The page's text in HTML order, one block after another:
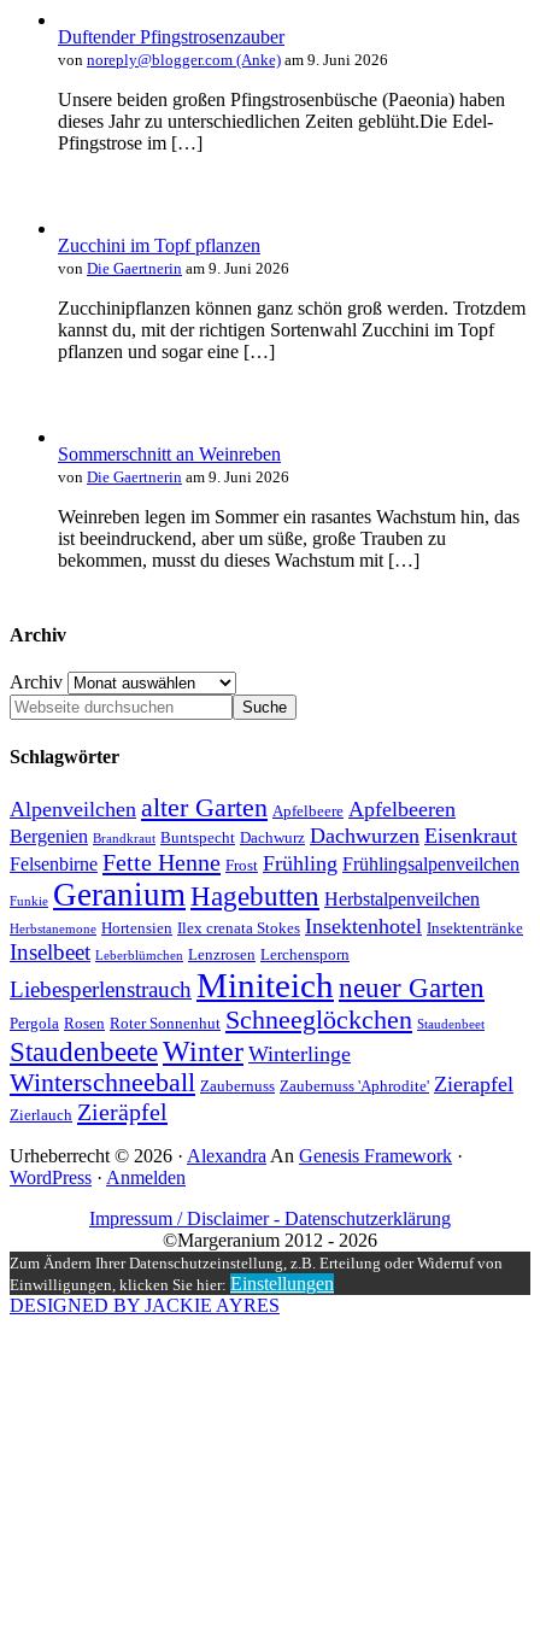
Duftender Pfingstrosenzauber
von noreply@blogger.com (Anke) am 9. Juni 2026
Unsere beiden großen Pfingstrosenbüsche (Paeonia) haben
dieses Jahr zu unterschiedlichen Zeiten geblüht.Die Edel-
Pfingstrose im […]
Zucchini im Topf pflanzen
von Die Gaertnerin am 9. Juni 2026
Zucchinipflanzen können ganz schön groß werden. Trotzdem
kannst du, mit der richtigen Sortenwahl Zucchini im Topf
pflanzen und sogar eine […]
Sommerschnitt an Weinreben
von Die Gaertnerin am 9. Juni 2026
Weinreben legen im Sommer ein rasantes Wachstum hin, das
ist beeindruckend, aber um süße, große Trauben zu
bekommen, musst du dieses Wachstum mit […]
Archiv
Archiv
Schlagwörter
Alpenveilchen alter Garten Apfelbeere Apfelbeeren
Bergenien Brandkraut Buntspecht Dachwurz Dachwurzen Eisenkraut
Felsenbirne Fette Henne Frost Frühling Frühlingsalpenveilchen
Funkie GeraniumHagebutten Herbstalpenveilchen
Herbstanemone Hortensien Ilex crenata Stokes Insektenhotel Insektentränke
Inselbeet Leberblümchen Lenzrosen Lerchensporn
Liebesperlenstrauch Miniteich neuer Garten
Pergola Rosen Roter Sonnenhut Schneeglöckchen Staudenbeet
StaudenbeeteWinter Winterlinge
Winterschneeball Zaubernuss Zaubernuss 'Aphrodite' Zierapfel
Zierlauch Zieräpfel
Urheberrecht © 2026 · Alexandra An Genesis Framework ·
WordPress · Anmelden
Impressum / Disclaimer - Datenschutzerklärung
©Margeranium 2012 - 2026
Zum Ändern Ihrer Datenschutzeinstellung, z.B. Erteilung oder Widerruf von
Einwilligungen, klicken Sie hier: Einstellungen
DESIGNED BY JACKIE AYRES